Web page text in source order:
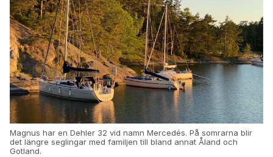
Magnus har en Dehler 32 vid namn Mercedés. På somrarna blir
det längre seglingar med familjen till bland annat Åland och
Gotland.